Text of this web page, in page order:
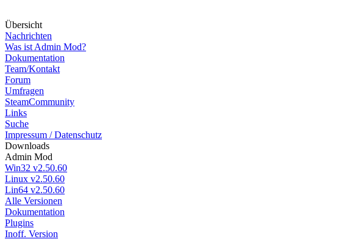
Übersicht
Nachrichten
Was ist Admin Mod?
Dokumentation
Team/Kontakt
Forum
Umfragen
SteamCommunity
Links
Suche
Impressum / Datenschutz
Downloads
Admin Mod
Win32 v2.50.60
Linux v2.50.60
Lin64 v2.50.60
Alle Versionen
Dokumentation
Plugins
Inoff. Version